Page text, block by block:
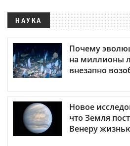
НАУКА
Почему
на миллионы
внезапно
Новое
что Земля
Венеру